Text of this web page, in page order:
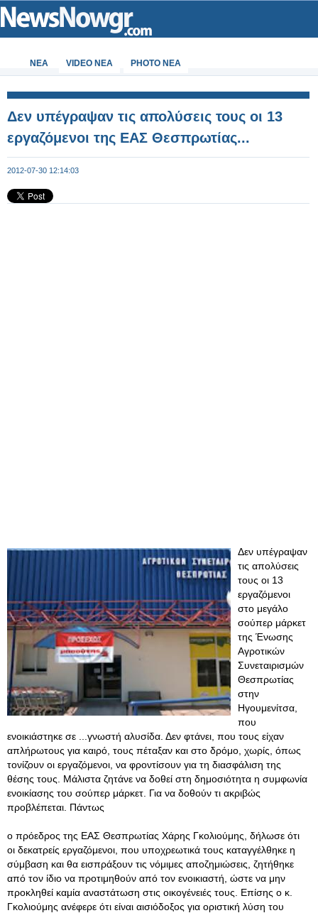
ΝΕΑ VIDEO NEA PHOTO NEA
Δεν υπέγραψαν τις απολύσεις τους οι 13
εργαζόμενοι της ΕΑΣ Θεσπρωτίας...
2012-07-30 12:14:03
Δεν υπέγραψαν
τις απολύσεις
τους οι 13
εργαζόμενοι
στο μεγάλο
σούπερ μάρκετ
της Ένωσης
Αγροτικών
Συνεταιρισμών
Θεσπρωτίας
στην
Ηγουμενίτσα,
που
ενοικιάστηκε σε ...γνωστή αλυσίδα. Δεν φτάνει, που τους είχαν
απλήρωτους για καιρό, τους πέταξαν και στο δρόμο, χωρίς, όπως
τονίζουν οι εργαζόμενοι, να φροντίσουν για τη διασφάλιση της
θέσης τους. Μάλιστα ζητάνε να δοθεί στη δημοσιότητα η συμφωνία
ενοικίασης του σούπερ μάρκετ. Για να δοθούν τι ακριβώς
προβλέπεται. Πάντως
ο πρόεδρος της ΕΑΣ Θεσπρωτίας Χάρης Γκολιούμης, δήλωσε ότι
οι δεκατρείς εργαζόμενοι, που υποχρεωτικά τους καταγγέλθηκε η
σύμβαση και θα εισπράξουν τις νόμιμες αποζημιώσεις, ζητήθηκε
από τον ίδιο να προτιμηθούν από τον ενοικιαστή, ώστε να μην
προκληθεί καμία αναστάτωση στις οικογένειές τους. Επίσης ο κ.
Γκολιούμης ανέφερε ότι είναι αισιόδοξος για οριστική λύση του